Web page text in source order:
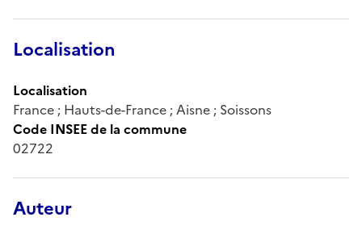
Localisation
Localisation
France ; Hauts-de-France ; Aisne ; Soissons
Code INSEE de la commune
02722
Auteur